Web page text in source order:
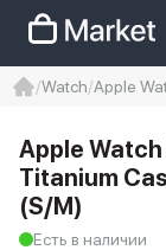
Iphone 14 pro
Watch Apple
Apple
Titanium
(S/M)
Есть в наличии